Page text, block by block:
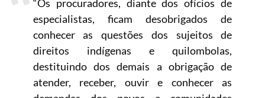
“Os procuradores, diante dos ofícios de
especialistas, ficam desobrigados de
conhecer as questões dos sujeitos de
direitos indígenas e quilombolas,
destituindo dos demais a obrigação de
atender, receber, ouvir e conhecer as